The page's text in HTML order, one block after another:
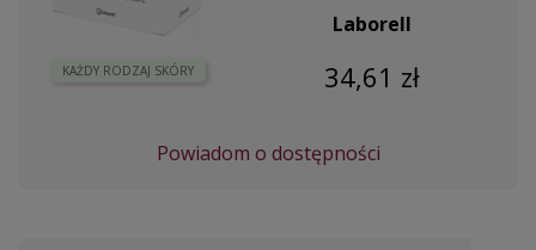
KAŻDY RODZAJ SKÓRY
Laborell
34,61 zł
Powiadom o dostępności